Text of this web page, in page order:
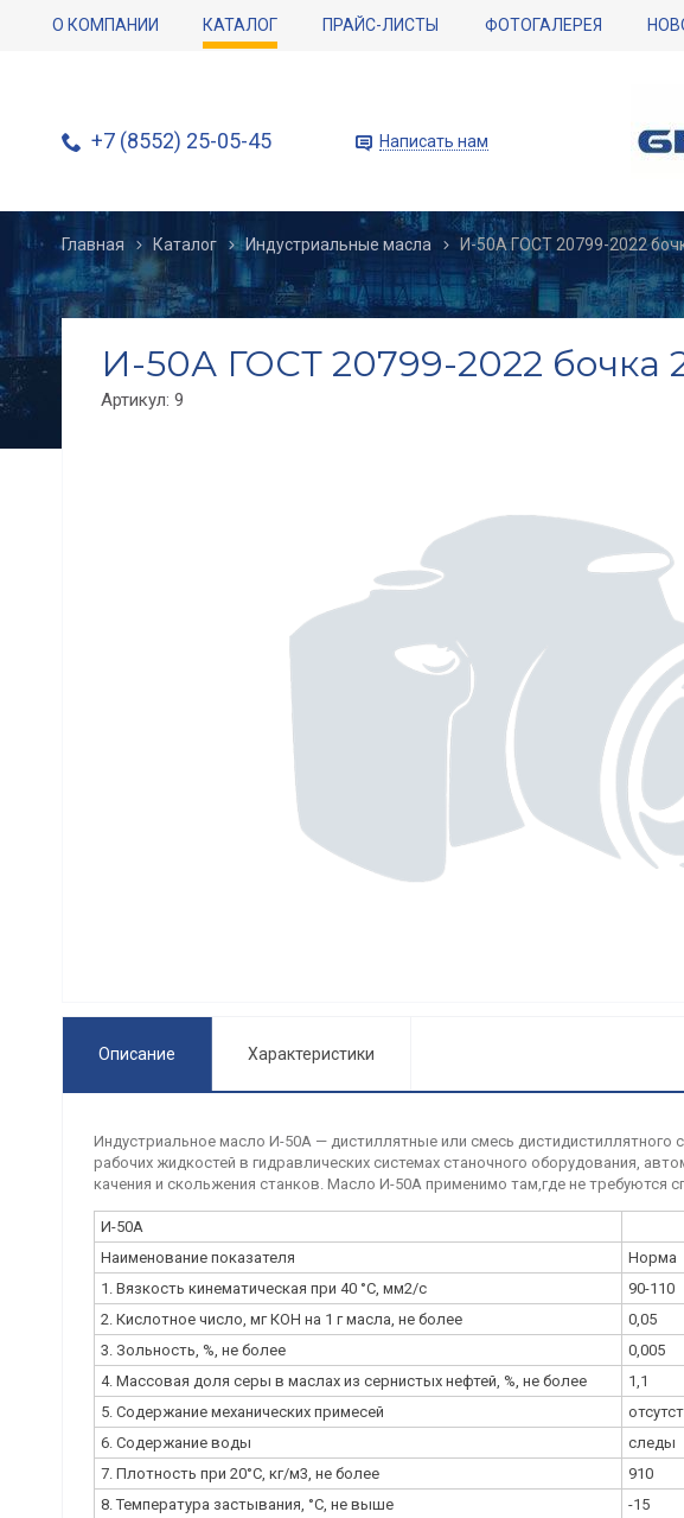
О КОМПАНИИ КАТАЛОГ ПРАЙС-ЛИСТЫ ФОТОГАЛЕРЕЯ
+7 (8552) 25-05-45 Написать нам
Главная Каталог Индустриальные масла И-50А ГОСТ 20799-2022
И-50А ГОСТ 20799-2022 бочка
Артикул: 9
Описание Характеристики
Индустриальное масло И-50А — дистиллятные или смесь
рабочих жидкостей в гидравлических системах станочного оборудования,
качения и скольжения станков. Масло И-50А применимо там,где не требуются
И-50А
Наименование показателя
Норма
1. Вязкость кинематическая при 40 °C, мм2/с
90-110
2. Кислотное число, мг КОН на 1 г масла, не более
0,05
3. Зольность, %, не более
0,005
4. Массовая доля серы в маслах из сернистых нефтей, %, не более
1,1
5. Содержание механических примесей
6. Содержание воды
следы
7. Плотность при 20°C, кг/м3, не более
910
8. Температура застывания, °C, не выше
-15